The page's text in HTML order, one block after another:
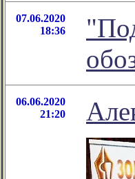
07.06.2020
18:36
06.06.2020
21:20